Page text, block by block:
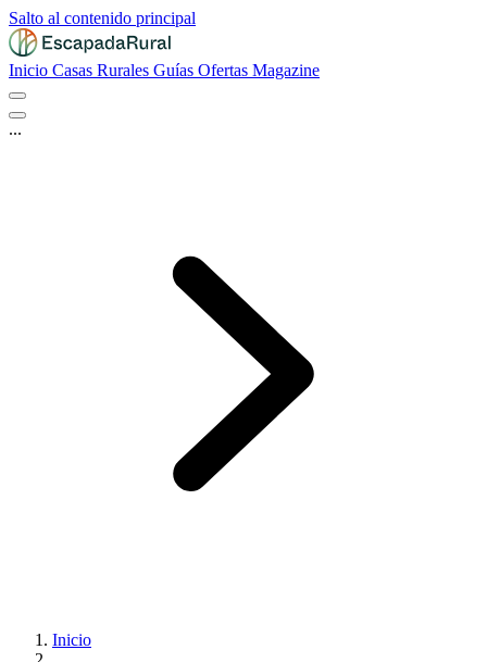
Salto al contenido principal
Inicio Casas Rurales Guías Ofertas Magazine
...
Inicio